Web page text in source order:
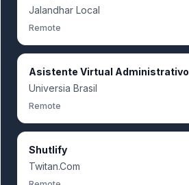
Jalandhar Local
Remote
Asistente Virtual Administrativo
Universia Brasil
Remote
Shutlify
Twitan.Com